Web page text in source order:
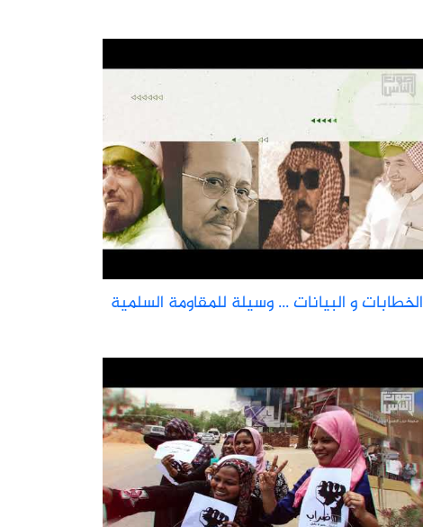
الخطابات و البيانات ... وسيلة للمقاومة السلمية